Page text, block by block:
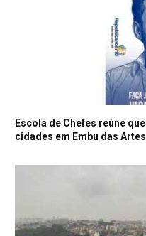
Escola de Chefes reúne
cidades em Embu das